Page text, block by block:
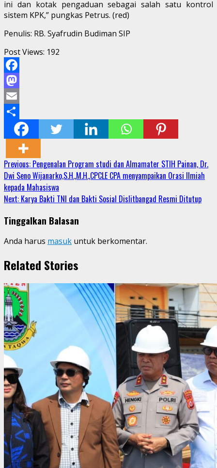
ini dan kotak pengaduan sebagai salah satu kontrol
sistem KPK,” pungkas Petrus. (red)
Penulis: RB. Syafrudin Budiman SIP
Post Views: 192
Facebook
Mastodon
Email
Share
Continue
Reading
Previous: Pengenalan Program studi dan Almamater STIH Painan, Dr.
Dwi Seno Wijanarko,S.H.,M.H.,CPCLE CPA menyampaikan Orasi Ilmiah
kepada Mahasiswa
Next: Karya Bakti TNI dan Bakti Sosial Dislitbangad Resmi Ditutup
Tinggalkan Balasan
Anda harus masuk untuk berkomentar.
Related Stories